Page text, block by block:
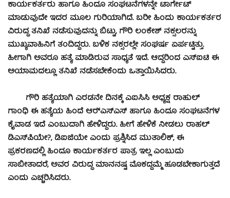
ಕಾರ್ಯಕರ್ತರು ಹಾಗೂ ಹಿಂದೂ ಸಂಘಟನೆಗಳನ್ನೇ ಟಾರ್ಗೇಟ್
ಮಾಡುವುದೇ ಇದರ ಮೂಲ ಗುರಿಯಾಗಿದೆ. ಬರೀ ಹಿಂದು ಕಾರ್ಯಕರ್ತರ
ವಿರುದ್ಧ ತನಿಖೆ ನಡೆಸುವುದನ್ನು ಬಿಟ್ಟು, ಗೌರಿ ಲಂಕೇಶ್ ನಕ್ಸಲರನ್ನು
ಮುಖ್ಯವಾಹಿನಿಗೆ ತಂದಿದ್ದರು. ಬಳಿಕ ನಕ್ಸರಲ್ಲೇ ಸಂಘರ್ಷ ಏರ್ಪಟ್ಟಿತ್ತು.
ಹೀಗಾಗಿ ಅವರೂ ಹತ್ಯೆ ಮಾಡಿರುವ ಸಾಧ್ಯತೆ ಇದೆ. ಆದ್ದರಿಂದ ಎಸ್‍ಐಟಿ ಈ
ಅಯಾಮದಲ್ಲೂ ತನಿಖೆ ನಡೆಸಬೇಕೆಂದು ಒತ್ತಾಯಿಸಿದರು.
ಗೌರಿ ಹತ್ಯೆಯಾಗಿ ಎರಡನೇ ದಿನಕ್ಕೆ ಎಐಸಿಸಿ ಅಧ್ಯಕ್ಷ ರಾಹುಲ್
ಗಾಂಧಿ ಈ ಹತ್ಯೆಯ ಹಿಂದೆ ಆರ್‍ಎಸ್‍ಎಸ್ ಹಾಗೂ ಹಿಂದೂ ಸಂಘಟನೆಗಳ
ಕೈವಾಡ ಇದೆ ಎಂಬುದಾಗಿ ಹೇಳಿದ್ದರು. ಹೀಗೆ ಹೇಳಿಕೆ ನೀಡಲು ರಾಹಲ್
ಡಿಎಸ್‍ಪಿಯೇ?, ಡಿಐಜಿಯೇ ಎಂದು ಪ್ರಶ್ನಿಸಿದ ಮುತಾಲಿಕ್, ಈ
ಪ್ರಕರಣದಲ್ಲಿ ಹಿಂದೂ ಕಾರ್ಯಕರ್ತರ ಪಾತ್ರ ಇಲ್ಲ ಎಂಬುದು
ಸಾಬೀತಾದರೆ, ಅವರ ವಿರುದ್ಧ ಮಾನನಷ್ಟ ಮೊಕದ್ದಮ್ಮೆ ಹೂಡಬೇಕಾಗುತ್ತದೆ
ಎಂದು ಎಚ್ಚರಿಸಿದರು.